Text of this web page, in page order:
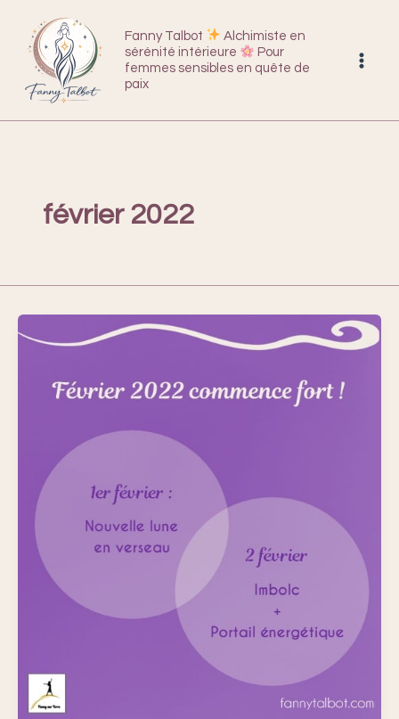
contenu
Fanny Talbot
Alchimiste en
sérénité intérieure
Pour
femmes sensibles en quête de
paix
février 2022
commence
sur
énergétique